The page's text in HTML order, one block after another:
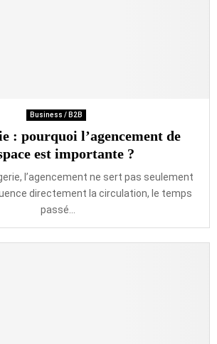
Business / B2B
: pourquoi l’agencement de
est importante ?
l’agencement ne sert pas seulement
directement la circulation, le temps
passé...